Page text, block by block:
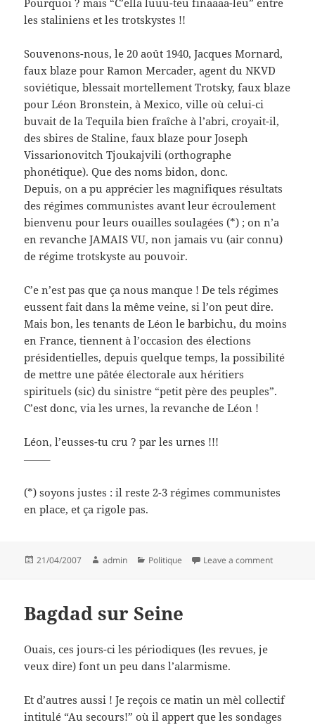
les staliniens et les trotskystes !!
Souvenons-nous, le 20 août 1940, Jacques Mornard,
faux blaze pour Ramon Mercader, agent du NKVD
soviétique, blessait mortellement Trotsky, faux blaze
pour Léon Bronstein, à Mexico, ville où celui-ci
buvait de la Tequila bien fraîche à l’abri, croyait-il,
des sbires de Staline, faux blaze pour Joseph
Vissarionovitch Tjoukajvili (orthographe
phonétique). Que des noms bidon, donc.
Depuis, on a pu apprécier les magnifiques résultats
des régimes communistes avant leur écroulement
bienvenu pour leurs ouailles soulagées (*) ; on n’a
en revanche JAMAIS VU, non jamais vu (air connu)
de régime trotskyste au pouvoir.
C’e n’est pas que ça nous manque ! De tels régimes
eussent fait dans la même veine, si l’on peut dire.
Mais bon, les tenants de Léon le barbichu, du moins
en France, tiennent à l’occasion des élections
présidentielles, depuis quelque temps, la possibilité
de mettre une pâtée électorale aux héritiers
spirituels (sic) du sinistre “petit père des peuples”.
C’est donc, via les urnes, la revanche de Léon !
Léon, l’eusses-tu cru ? par les urnes !!!
——–
(*) soyons justes : il reste 2-3 régimes communistes
en place, et ça rigole pas.
Posted
21/04/2007 Author
admin Categories
Politique Leave a commenton
Bagdad sur Seine
Ouais, ces jours-ci les périodiques (les revues, je
veux dire) font un peu dans l’alarmisme.
Et d’autres aussi ! Je reçois ce matin un mèl collectif
intitulé “Au secours!” où il appert que les sondages